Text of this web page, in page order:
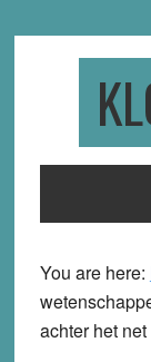
You are here:
achter het net